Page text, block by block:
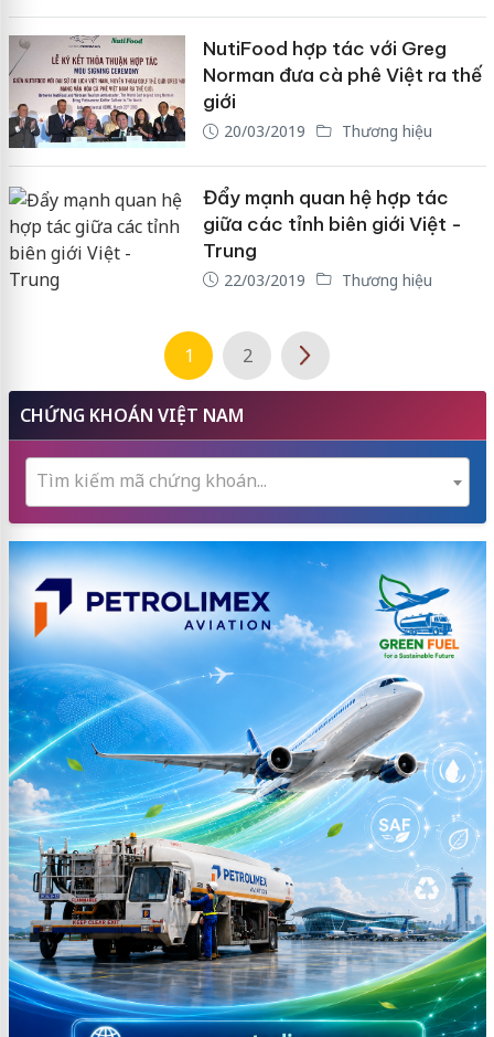
NutiFood hợp tác với Greg
Norman đưa cà phê Việt ra thế
giới
20/03/2019 Thương hiệu
Đẩy mạnh quan hệ hợp tác
giữa các tỉnh biên giới Việt -
Trung
22/03/2019 Thương hiệu
1 2
CHỨNG KHOÁN VIỆT NAM
Tìm kiếm mã chứng khoán...